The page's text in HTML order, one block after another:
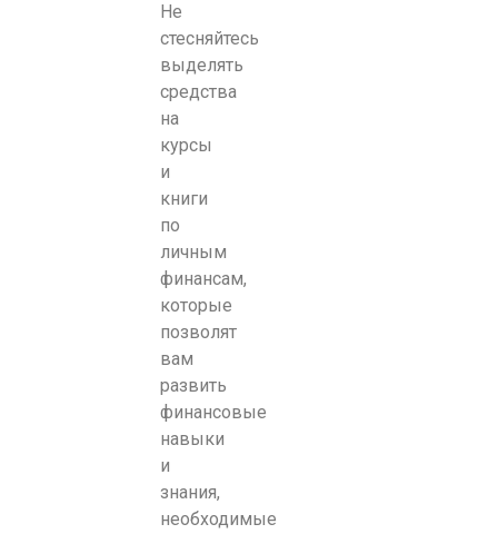
Не
стесняйтесь
выделять
средства
на
курсы
и
книги
по
личным
финансам,
которые
позволят
вам
развить
финансовые
навыки
и
знания,
необходимые